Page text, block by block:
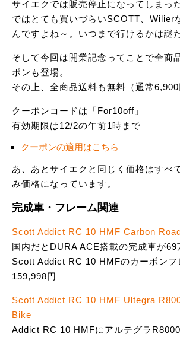
サイエクでは販売停止になってしまっ
ではとても買いづらいSCOTT、Wilier
んですよね～。いつまで行けるかは謎
そして今回は開業記念ってことで全商
ポンも登場。
その上、全商品送料も無料（通常6,900
クーポンコードは「For10off」
有効期限は12/2の午前1時まで
クーポンの適用はこちら
あ、あとサイエクと同じく価格はすべ
み価格になっています。
完成車・フレーム関連
Scott Addict RC 10 HMF Carbon
国内だとDURA ACE搭載の完成車が69
Scott Addict RC 10 HMFのカーボンフ
159,998円
Scott Addict RC 10 HMF Ultegra
Bike
Addict RC 10 HMFにアルテグラ